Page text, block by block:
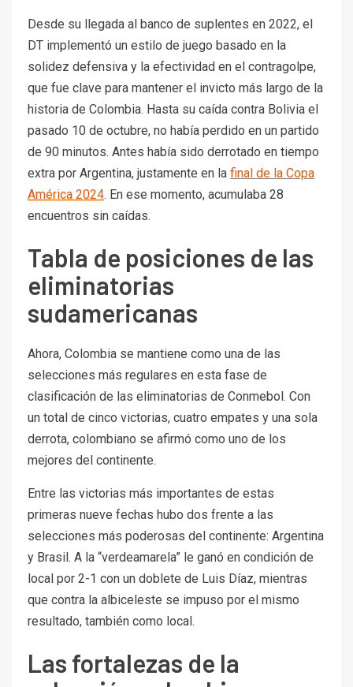
Desde su llegada al banco de suplentes en 2022, el
DT implementó un estilo de juego basado en la
solidez defensiva y la efectividad en el contragolpe,
que fue clave para mantener el invicto más largo de la
historia de Colombia. Hasta su caída contra Bolivia el
pasado 10 de octubre, no había perdido en un partido
de 90 minutos. Antes había sido derrotado en tiempo
extra por Argentina, justamente en la final de la Copa
América 2024. En ese momento, acumulaba 28
encuentros sin caídas.
Tabla de posiciones de las
eliminatorias
sudamericanas
Ahora, Colombia se mantiene como una de las
selecciones más regulares en esta fase de
clasificación de las eliminatorias de Conmebol. Con
un total de cinco victorias, cuatro empates y una sola
derrota, colombiano se afirmó como uno de los
mejores del continente.
Entre las victorias más importantes de estas
primeras nueve fechas hubo dos frente a las
selecciones más poderosas del continente: Argentina
y Brasil. A la “verdeamarela” le ganó en condición de
local por 2-1 con un doblete de Luis Díaz, mientras
que contra la albiceleste se impuso por el mismo
resultado, también como local.
Las fortalezas de la